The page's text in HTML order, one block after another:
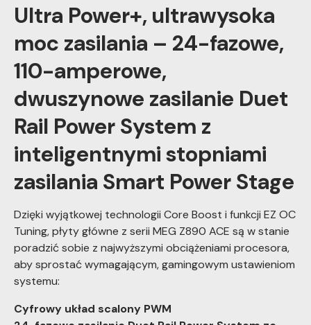
Ultra Power+, ultrawysoka
moc zasilania – 24-fazowe,
110-amperowe,
dwuszynowe zasilanie Duet
Rail Power System z
inteligentnymi stopniami
zasilania Smart Power Stage
Dzięki wyjątkowej technologii Core Boost i funkcji EZ OC
Tuning, płyty główne z serii MEG Z890 ACE są w stanie
poradzić sobie z najwyższymi obciążeniami procesora,
aby sprostać wymagającym, gamingowym ustawieniom
systemu:
Cyfrowy układ scalony PWM